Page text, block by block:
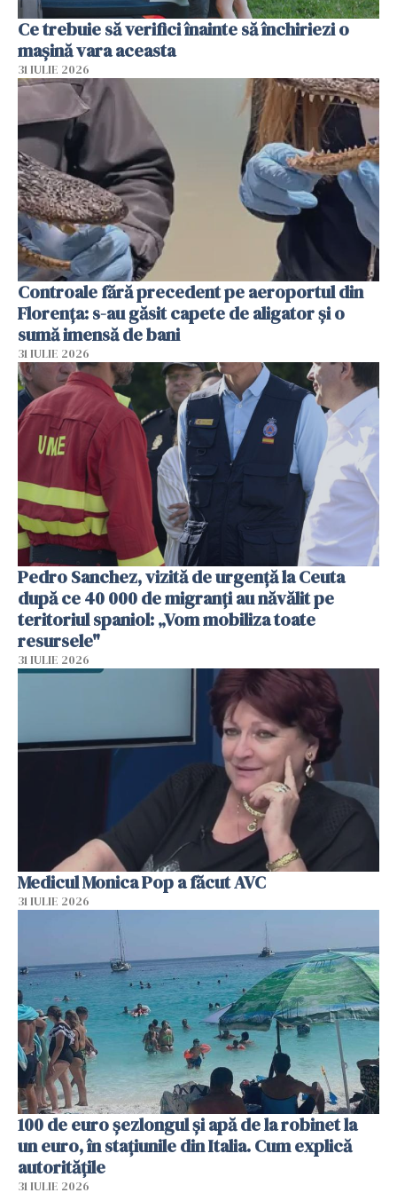
Ce trebuie să verifici înainte să închiriezi o
mașină vara aceasta
31 IULIE 2026
Controale fără precedent pe aeroportul din
Florența: s-au găsit capete de aligator și o
sumă imensă de bani
31 IULIE 2026
Pedro Sanchez, vizită de urgență la Ceuta
după ce 40 000 de migranți au năvălit pe
teritoriul spaniol: „Vom mobiliza toate
resursele"
31 IULIE 2026
Medicul Monica Pop a făcut AVC
31 IULIE 2026
100 de euro șezlongul și apă de la robinet la
un euro, în stațiunile din Italia. Cum explică
autoritățile
31 IULIE 2026